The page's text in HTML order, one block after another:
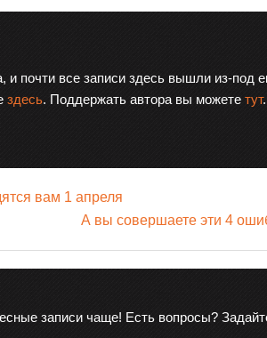
и почти все записи здесь вышли из-под
здесь. Поддержать автора вы можете тут.
вам 1 апреля
А вы совершаете эти 4
записи чаще! Есть вопросы?